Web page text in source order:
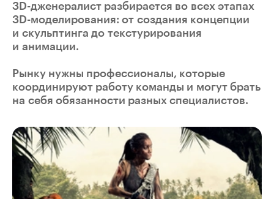
3D-дженералист разбирается во всех этапах
3D-моделирования: от создания концепции
и скульптинга до текстурирования
и анимации.
Рынку нужны профессионалы, которые
координируют работу команды и могут брать
на себя обязанности разных специалистов.